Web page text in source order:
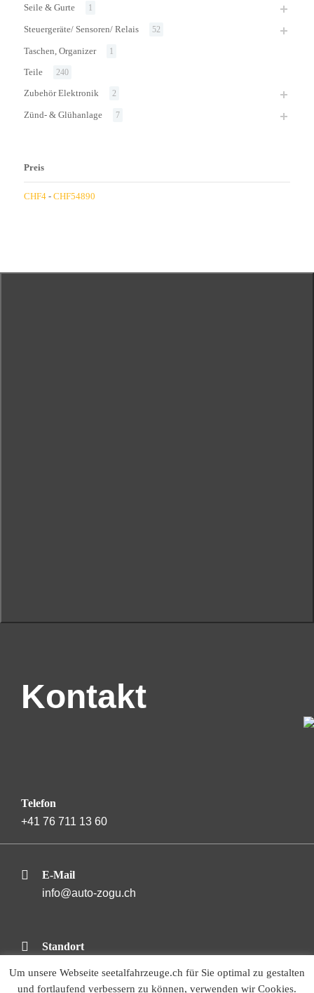
Seile & Gurte 1
Steuergeräte/ Sensoren/ Relais 52
Taschen, Organizer 1
Teile 240
Zubehör Elektronik 2
Zünd- & Glühanlage 7
Preis
CHF4 - CHF54890
Kontakt
Telefon
+41 76 711 13 60
E-Mail
info@auto-zogu.ch
Standort
Standort auf Google Maps öffnen
Um unsere Webseite seetalfahrzeuge.ch für Sie optimal zu gestalten
und fortlaufend verbessern zu können, verwenden wir Cookies.